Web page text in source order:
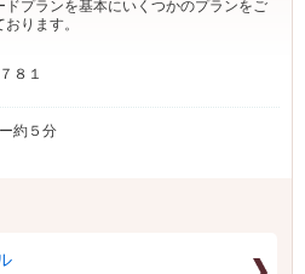
ドプランを基本にいくつかのプランをご
ります。
８１
約５分